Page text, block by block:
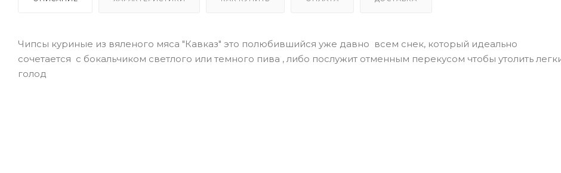
Чипсы куриные из вяленого мяса "Кавказ" это полюбившийся уже давно всем снек, который идеально
сочетается с бокальчиком светлого или темного пива , либо послужит отменным перекусом чтобы утолить
голод